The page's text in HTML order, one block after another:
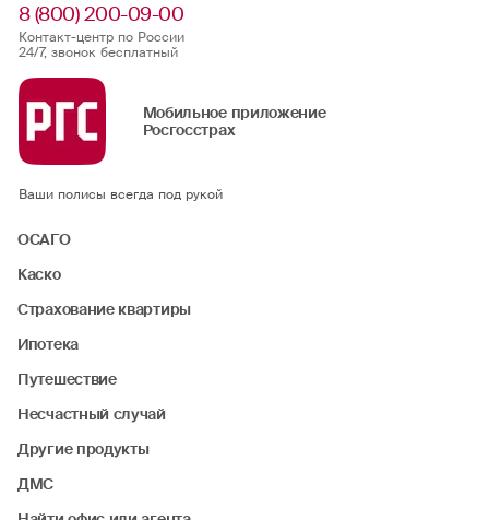
8 (800) 200-09-00
Контакт-центр по России
24/7, звонок бесплатный
Мобильное приложение
Росгосстрах
Ваши полисы всегда под рукой
ОСАГО
Каско
Страхование квартиры
Ипотека
Путешествие
Несчастный случай
Другие продукты
ДМС